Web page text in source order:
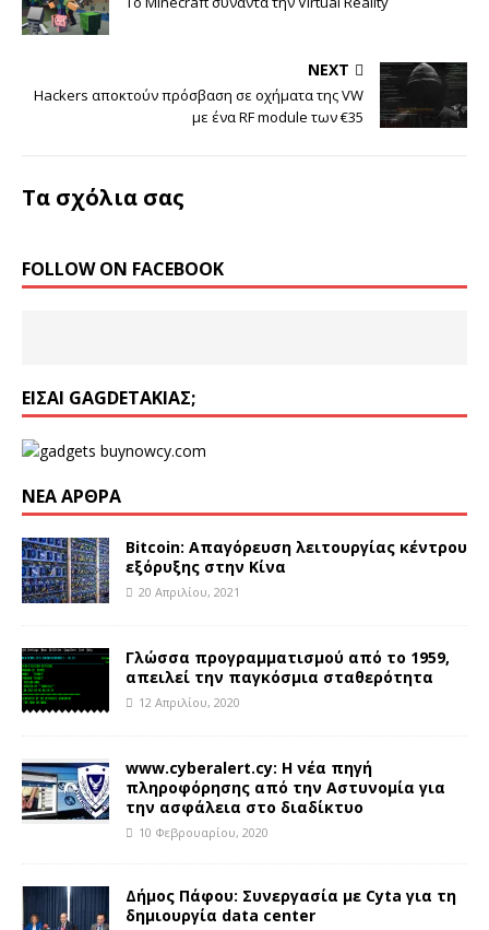
NEXT
Hackers αποκτούν πρόσβαση σε οχήματα της VW
με ένα RF module των €35
Τα σχόλια σας
FOLLOW ON FACEBOOK
ΕΊΣΑΙ GAGDETΆΚΙΑΣ;
ΝΈΑ ΆΡΘΡΑ
Bitcoin: Απαγόρευση λειτουργίας κέντρου
εξόρυξης στην Κίνα
20 Απριλίου, 2021
Γλώσσα προγραμματισμού από το 1959,
απειλεί την παγκόσμια σταθερότητα
12 Απριλίου, 2020
www.cyberalert.cy: Η νέα πηγή
πληροφόρησης από την Αστυνομία για
την ασφάλεια στο διαδίκτυο
10 Φεβρουαρίου, 2020
Δήμος Πάφου: Συνεργασία με Cyta για τη
δημιουργία data center